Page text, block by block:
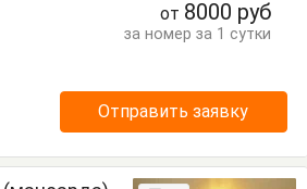
от 8000 руб
за номер за 1 сутки
Отправить заявку